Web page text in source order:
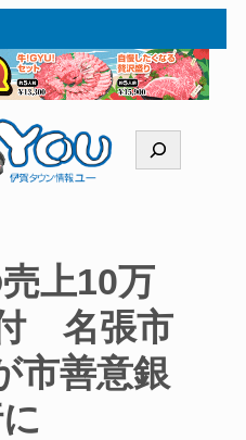
索
上10万
名張市
市善意銀